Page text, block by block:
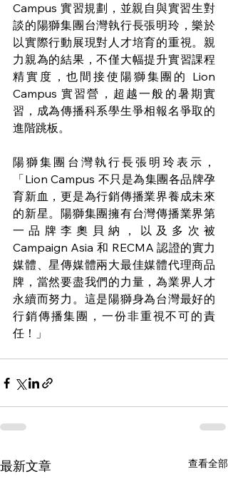
Campus 實習規劃，並親自與實習生對
談的陽獅集團台灣執行長張明玲，樂於
以實際行動展現對人才培育的重視。親
力親為的結果，不僅大幅提升實習課程
精實度，也間接使陽獅集團的 Lion
Campus 實習營，超越一般的暑期實
習，成為傳播科系學生爭相報名爭取的
進階跳板。
陽獅集團台灣執行長張明玲表示，
「Lion Campus 不只是為集團各品牌孕
育新血，更是為行銷傳播業界養成未來
的新星。陽獅集團擁有台灣傳播業界第
一品牌李奧貝納，以及多次被
Campaign Asia 和 RECMA 認證的實力
媒體、星傳媒體兩大最佳媒體代理商品
牌，當然要盡我們的力量，為業界人才
永續而努力。這是陽獅身為台灣最好的
行銷傳播集團，一份非重視不可的責
任！」
最新文章 查看全部